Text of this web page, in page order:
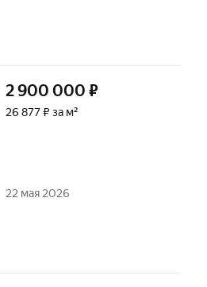
2 900 000 ₽
26 877 ₽ за м²
22 мая 2026